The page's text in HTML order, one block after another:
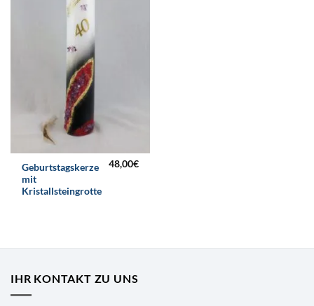
Geburtstagskerze
mit
Kristallsteingrotte
48,00€
IHR KONTAKT ZU UNS